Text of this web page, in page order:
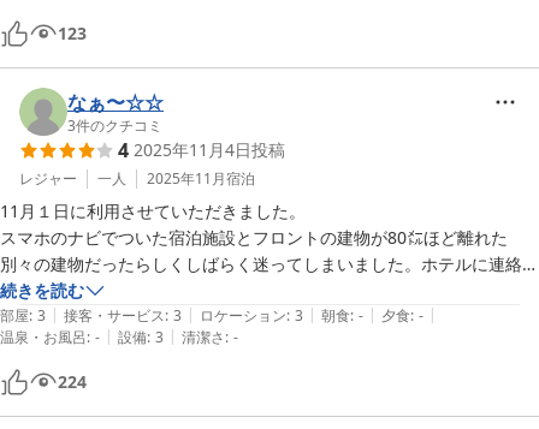
123
なぁ〜☆☆
3件のクチコミ
4 2025年11月4日投稿
レジャー 一人 2025年11月宿泊
11月１日に利用させていただきました。
スマホのナビでついた宿泊施設とフロントの建物が80㍍ほど離れた
別々の建物だったらしくしばらく迷ってしまいました。ホテルに連絡し
たところ親切にご案内いただきました。受付後、外に出で移動する感じ
だったの天候の悪い日は大変かな…と思いました。
続きを読む
部屋: 3 | 接客・サービス: 3 | ロケーション: 3 | 朝食: - | 夕食: - |
温泉・お風呂: - | 設備: 3 | 清潔さ: -
224